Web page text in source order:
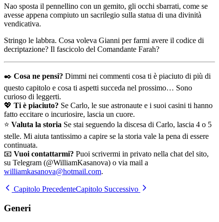
Nao sposta il pennellino con un gemito, gli occhi sbarrati, come se
avesse appena compiuto un sacrilegio sulla statua di una divinità
vendicativa.
Stringo le labbra. Cosa voleva Gianni per farmi avere il codice di
decriptazione? Il fascicolo del Comandante Farah?
✒️ Cosa ne pensi? Dimmi nei commenti cosa ti è piaciuto di più di
questo capitolo e cosa ti aspetti succeda nel prossimo… Sono
curioso di leggerti.
💖 Ti è piaciuto? Se Carlo, le sue astronaute e i suoi casini ti hanno
fatto eccitare o incuriosire, lascia un cuore.
⭐ Valuta la storia Se stai seguendo la discesa di Carlo, lascia 4 o 5
stelle. Mi aiuta tantissimo a capire se la storia vale la pena di essere
continuata.
📧 Vuoi contattarmi? Puoi scrivermi in privato nella chat del sito,
su Telegram (@WilliamKasanova) o via mail a
williamkasanova@hotmail.com.
Capitolo PrecedenteCapitolo Successivo
Generi